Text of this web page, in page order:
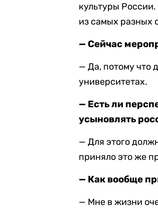
культуры
из самых разных
— Сейчас
— Да, потому что
университетах.
— Есть ли
усыновлять
— Для этого
приняло это же
— Как вообще
— Мне в жизни